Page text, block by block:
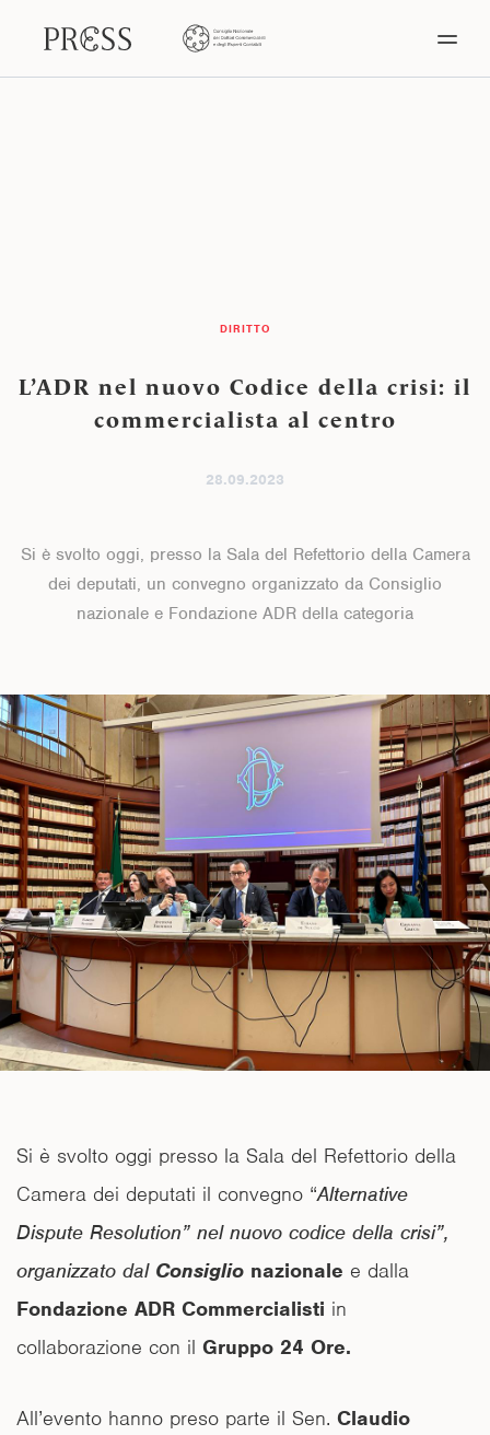
DIRITTO
L’ADR nel nuovo Codice della crisi: il
commercialista al centro
28.09.2023
Si è svolto oggi, presso la Sala del Refettorio della Camera
dei deputati, un convegno organizzato da Consiglio
nazionale e Fondazione ADR della categoria
Si è svolto oggi presso la Sala del Refettorio della
Camera dei deputati il convegno “Alternative
Dispute Resolution” nel nuovo codice della crisi”,
organizzato dal Consiglio nazionale e dalla
Fondazione ADR Commercialisti in
collaborazione con il Gruppo 24 Ore.
All’evento hanno preso parte il Sen. Claudio